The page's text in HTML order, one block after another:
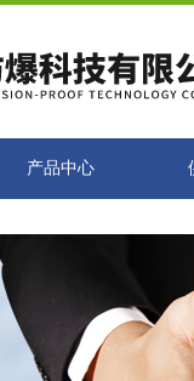
产品中心